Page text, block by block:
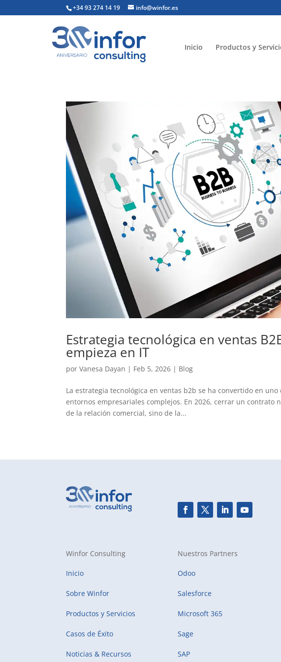
+34 93 274 14 19 info@winfor.es
Inicio Productos y
Estrategia tecnológica en ventas
empieza en IT
porVanesa Dayan | Feb 5, 2026 | Blog
La estrategia tecnológica en ventas b2b se ha convertido en
entornos empresariales complejos. En 2026, cerrar un contrato
de la relación comercial, sino de la...
Winfor Consulting
Inicio
Sobre Winfor
Productos y Servicios
Casos de Éxito
Noticias & Recursos
Nuestros Partners
Odoo
Salesforce
Microsoft 365
Sage
SAP